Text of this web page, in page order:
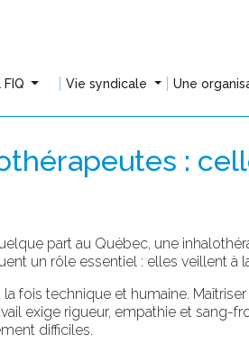
FIQ Vie syndicale Une
:
part au Québec, une
un rôle essentiel : elles veillent
la fois technique et humaine.
exige rigueur, empathie et sang-
difficiles.